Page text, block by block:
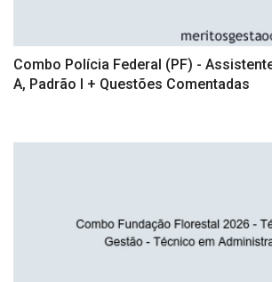
Combo Polícia Federal (PF) -
A, Padrão I + Questões Comentadas